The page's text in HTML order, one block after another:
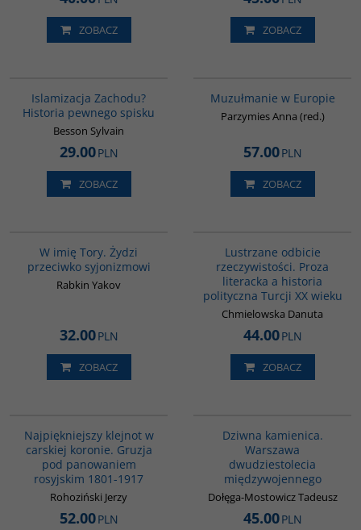
ZOBACZ ZOBACZ
Islamizacja Zachodu?
Historia pewnego spisku
Besson Sylvain
29.00PLN
ZOBACZ
Muzułmanie w Europie
Parzymies Anna (red.)
57.00PLN
ZOBACZ
W imię Tory. Żydzi
przeciwko syjonizmowi
Rabkin Yakov
32.00PLN
ZOBACZ
Lustrzane odbicie
rzeczywistości. Proza
literacka a historia
polityczna Turcji XX wieku
Chmielowska Danuta
44.00PLN
ZOBACZ
Najpiękniejszy klejnot w
carskiej koronie. Gruzja
pod panowaniem
rosyjskim 1801-1917
Rohoziński Jerzy
52.00PLN
Dziwna kamienica.
Warszawa
dwudziestolecia
międzywojennego
Dołęga-Mostowicz Tadeusz
45.00PLN